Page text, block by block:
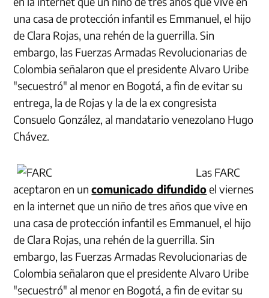
una casa de protección infantil es Emmanuel, el hijo
de Clara Rojas, una rehén de la guerrilla. Sin
embargo, las Fuerzas Armadas Revolucionarias de
Colombia señalaron que el presidente Alvaro Uribe
"secuestró" al menor en Bogotá, a fin de evitar su
entrega, la de Rojas y la de la ex congresista
Consuelo González, al mandatario venezolano Hugo
Chávez.
Las FARC
aceptaron en uncomunicado difundidoel viernes
en la internet que un niño de tres años que vive en
una casa de protección infantil es Emmanuel, el hijo
de Clara Rojas, una rehén de la guerrilla. Sin
embargo, las Fuerzas Armadas Revolucionarias de
Colombia señalaron que el presidente Alvaro Uribe
"secuestró" al menor en Bogotá, a fin de evitar su